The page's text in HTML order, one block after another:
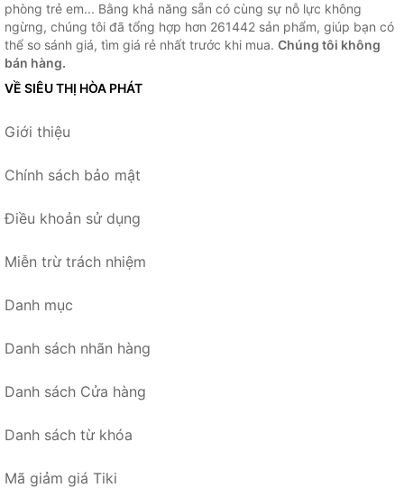
phòng trẻ em... Bằng khả năng sẵn có cùng sự nỗ lực không
ngừng, chúng tôi đã tổng hợp hơn 261442 sản phẩm, giúp bạn có
thể so sánh giá, tìm giá rẻ nhất trước khi mua. Chúng tôi không
bán hàng.
VỀ SIÊU THỊ HÒA PHÁT
Giới thiệu
Chính sách bảo mật
Điều khoản sử dụng
Miễn trừ trách nhiệm
Danh mục
Danh sách nhãn hàng
Danh sách Cửa hàng
Danh sách từ khóa
Mã giảm giá Tiki